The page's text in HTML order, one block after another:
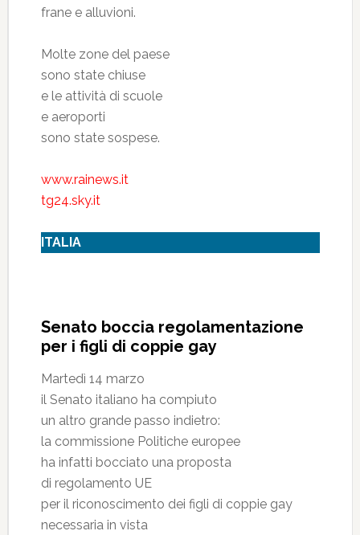
frane e alluvioni.
Molte zone del paese
sono state chiuse
e le attività di scuole
e aeroporti
sono state sospese.
www.rainews.it
tg24.sky.it
ITALIA
Senato boccia regolamentazione
per i figli di coppie gay
Martedì 14 marzo
il Senato italiano ha compiuto
un altro grande passo indietro:
la commissione Politiche europee
ha infatti bocciato una proposta
di regolamento UE
per il riconoscimento dei figli di coppie gay
necessaria in vista